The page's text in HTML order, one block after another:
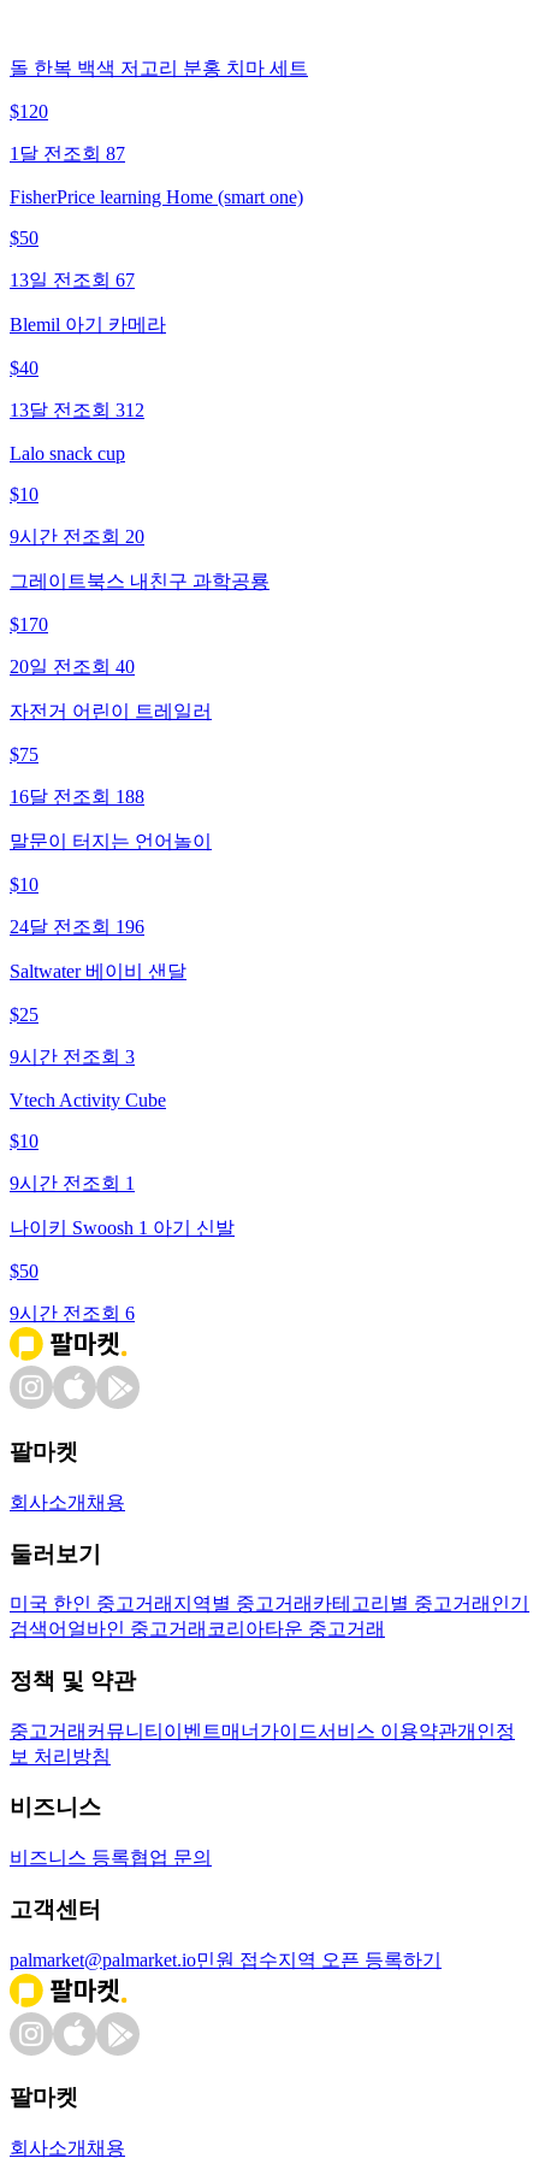
돌 한복 백색 저고리 분홍 치마 세트
$120
1달 전 조회 87
FisherPrice learning Home (smart one)
$50
13일 전 조회 67
Blemil 아기 카메라
$40
13달 전 조회 312
Lalo snack cup
$10
9시간 전 조회 20
그레이트북스 내친구 과학공룡
$170
20일 전 조회 40
자전거 어린이 트레일러
$75
16달 전 조회 188
말문이 터지는 언어놀이
$10
24달 전 조회 196
Saltwater 베이비 샌달
$25
9시간 전 조회 3
Vtech Activity Cube
$10
9시간 전 조회 1
나이키 Swoosh 1 아기 신발
$50
9시간 전 조회 6
팔마켓
회사소개 채용
둘러보기
미국 한인 중고거래 지역별 중고거래 카테고리별 중고거래 인기
검색어 얼바인 중고거래 코리아타운 중고거래
정책 및 약관
중고거래 커뮤니티 이벤트매너가이드서비스 이용약관개인정
보 처리방침
비즈니스
비즈니스 등록협업 문의
고객센터
palmarket@palmarket.io민원 접수지역 오픈 등록하기
팔마켓
회사소개 채용